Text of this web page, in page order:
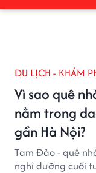
DU LỊCH - KHÁM
Vì sao quê
nằm trong
gần Hà Nội?
Tam Đảo - quê
nghỉ dưỡng cuối